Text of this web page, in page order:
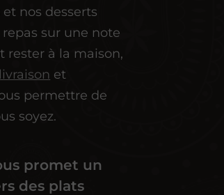
nos desserts
sur une note
rester à la maison,
et
permettre de
soyez.
promet un
des plats